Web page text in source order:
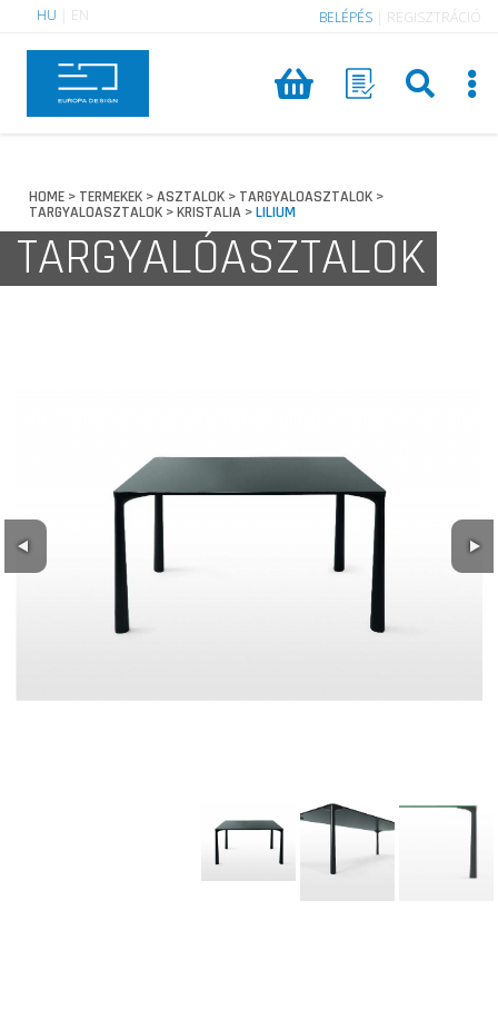
HU EN BELÉPÉS REGISZTRÁCIÓ
HOME > TERMEKEK >ASZTALOK > TARGYALOASZTALOK >
TARGYALOASZTALOK >KRISTALIA >LILIUM
TARGYALÓASZTALOK